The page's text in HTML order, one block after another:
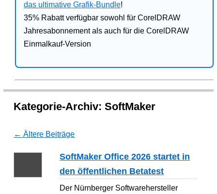
das ultimative Grafik-Bundle!
35% Rabatt verfügbar sowohl für CorelDRAW
Jahresabonnement als auch für die CorelDRAW
Einmalkauf-Version
Kategorie-Archiv:SoftMaker
← Ältere Beiträge
SoftMaker Office 2026 startet in
den öffentlichen Betatest
Der Nürnberger Softwarehersteller